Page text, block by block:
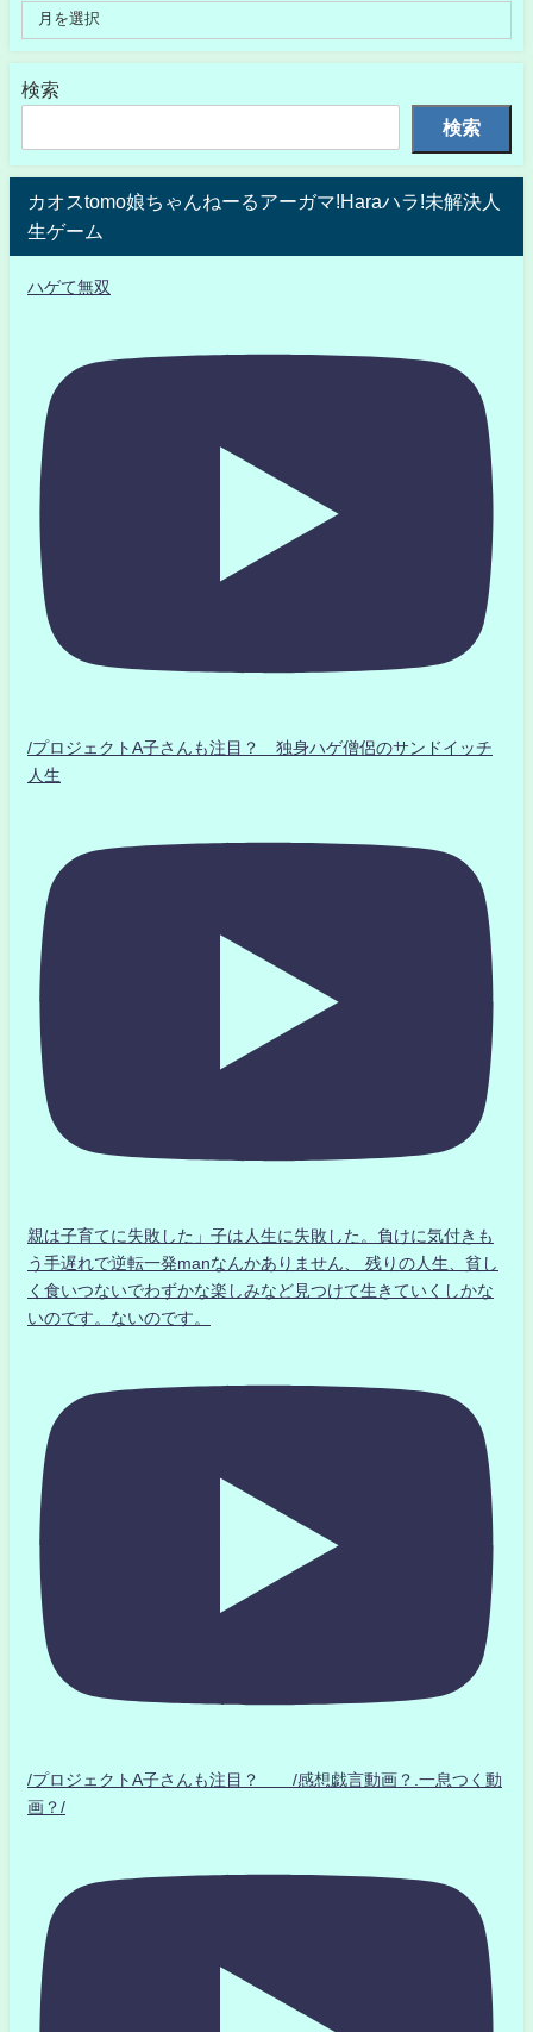
検索
検索
カオスtomo娘ちゃんねーるアーガマ!Haraハラ!未解決人
生ゲーム
ハゲて無双
/プロジェクトA子さんも注目？ 独身ハゲ僧侶のサンドイッチ
人生
親は子育てに失敗した」子は人生に失敗した。負けに気付きも
う手遅れで逆転一発manなんかありません、 残りの人生、貧し
く食いつないでわずかな楽しみなど見つけて生きていくしかな
いのです。ないのです。
/プロジェクトA子さんも注目？ /感想戯言動画？.一息つく動
画？/